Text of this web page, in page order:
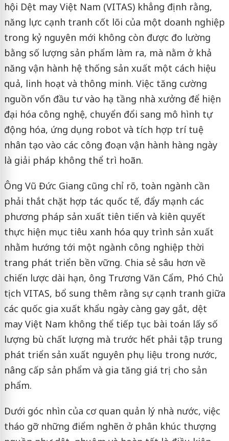
hội Dệt may Việt Nam (VITAS) khẳng định rằng,
năng lực cạnh tranh cốt lõi của một doanh nghiệp
trong kỷ nguyên mới không còn được đo lường
bằng số lượng sản phẩm làm ra, mà nằm ở khả
năng vận hành hệ thống sản xuất một cách hiệu
quả, linh hoạt và thông minh. Việc tăng cường
nguồn vốn đầu tư vào hạ tầng nhà xưởng để hiện
đại hóa công nghệ, chuyển đổi sang mô hình tự
động hóa, ứng dụng robot và tích hợp trí tuệ
nhân tạo vào các công đoạn vận hành hàng ngày
là giải pháp không thể trì hoãn.
Ông Vũ Đức Giang cũng chỉ rõ, toàn ngành cần
phải thắt chặt hợp tác quốc tế, đẩy mạnh các
phương pháp sản xuất tiên tiến và kiên quyết
thực hiện mục tiêu xanh hóa quy trình sản xuất
nhằm hướng tới một ngành công nghiệp thời
trang phát triển bền vững. Chia sẻ sâu hơn về
chiến lược dài hạn, ông Trương Văn Cẩm, Phó Chủ
tịch VITAS, bổ sung thêm rằng sự cạnh tranh giữa
các quốc gia xuất khẩu ngày càng gay gắt, dệt
may Việt Nam không thể tiếp tục bài toán lấy số
lượng bù chất lượng mà trước hết phải tập trung
phát triển sản xuất nguyên phụ liệu trong nước,
nâng cấp sản phẩm và gia tăng giá trị cho sản
phẩm.
Dưới góc nhìn của cơ quan quản lý nhà nước, việc
tháo gỡ những điểm nghẽn ở phân khúc thượng